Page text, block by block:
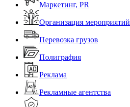
Маркетинг, PR
Организация мероприятий
Перевозка грузов
Полиграфия
Реклама
Рекламные агентства